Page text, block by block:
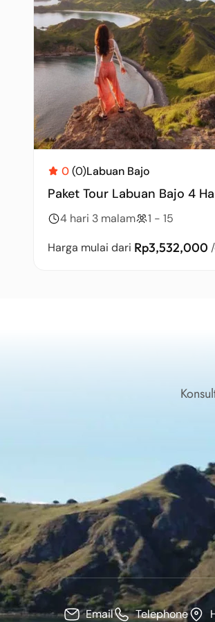
0(0)Labuan Bajo
Paket Tour Labuan Bajo 4
4 hari 3 malam
1 - 15
Harga mulai dari Rp3,532,000
Email Telephone